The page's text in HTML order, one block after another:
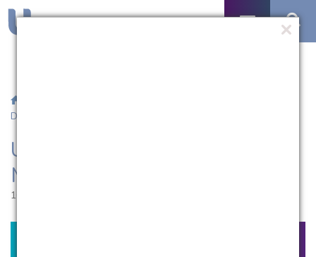
Doutorados
UCPel abre inscrições para
Mestrados e Doutorados
16.10.2014 | 16:51